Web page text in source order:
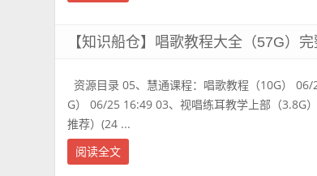
【知识船仓】唱歌教程大全（57G）
资源目录 05、慧通课程：唱歌教程（10G）
G） 06/25 16:49 03、视唱练耳教学上部（3.8G
推荐）(24 ...
阅读全文